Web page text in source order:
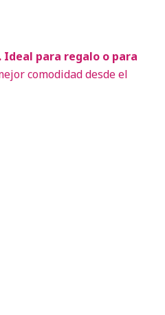
para regalo o para
comodidad desde el